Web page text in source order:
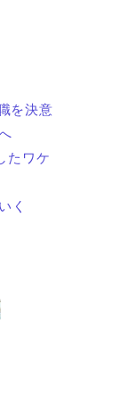
を決意
たワケ
く